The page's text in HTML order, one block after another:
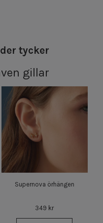
tycker
gillar
Supernova örhängen
349 kr